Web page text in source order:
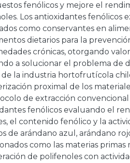
fenólicos y mejore el
Los antioxidantes fenólicos
como conservantes en
dietarios para la
crónicas, otorgando
a solucionar el problema de
de la industria hortofrutícola
proximal de los
de extracción
fenólicos evaluando el
el contenido fenólico y la
de arándano azul, arándano
como las materias primas
de polifenoles con